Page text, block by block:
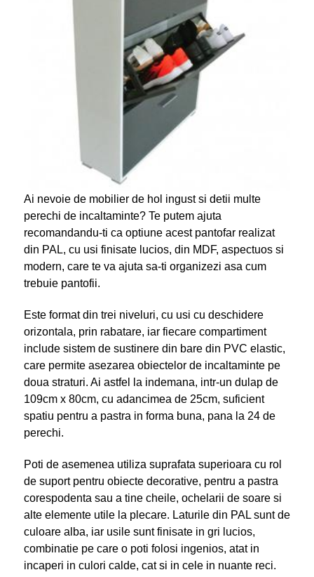
Ai nevoie de mobilier de hol ingust si detii multe
perechi de incaltaminte? Te putem ajuta
recomandandu-ti ca optiune acest pantofar realizat
din PAL, cu usi finisate lucios, din MDF, aspectuos si
modern, care te va ajuta sa-ti organizezi asa cum
trebuie pantofii.
Este format din trei niveluri, cu usi cu deschidere
orizontala, prin rabatare, iar fiecare compartiment
include sistem de sustinere din bare din PVC elastic,
care permite asezarea obiectelor de incaltaminte pe
doua straturi. Ai astfel la indemana, intr-un dulap de
109cm x 80cm, cu adancimea de 25cm, suficient
spatiu pentru a pastra in forma buna, pana la 24 de
perechi.
Poti de asemenea utiliza suprafata superioara cu rol
de suport pentru obiecte decorative, pentru a pastra
corespodenta sau a tine cheile, ochelarii de soare si
alte elemente utile la plecare. Laturile din PAL sunt de
culoare alba, iar usile sunt finisate in gri lucios,
combinatie pe care o poti folosi ingenios, atat in
incaperi in culori calde, cat si in cele in nuante reci.